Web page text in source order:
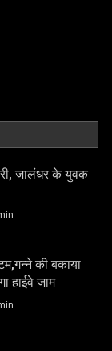
जालंधर के युवक
की बकाया
हाईवे जाम